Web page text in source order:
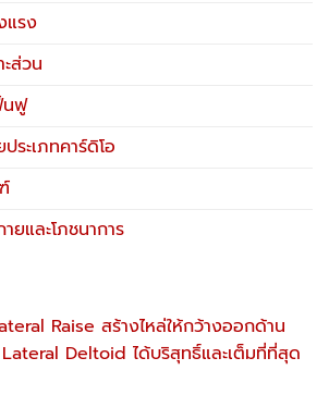
แรง
ส่วน
นฟู
ระเภทคาร์ดิโอ
ยและโภชนาการ
Raise สร้างไหล่ให้กว้างออกด้าน
Deltoid ได้บริสุทธิ์และเต็มที่ที่สุด